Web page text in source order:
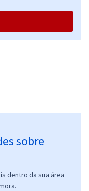
sobre
dentro da sua área